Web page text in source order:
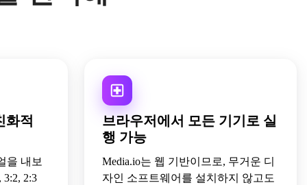
화적
을 내보
3:2, 2:3
브라우저에서 모든 기기로 실
행 가능
Media.io는 웹 기반이므로, 무거운 디
자인 소프트웨어를 설치하지 않고도